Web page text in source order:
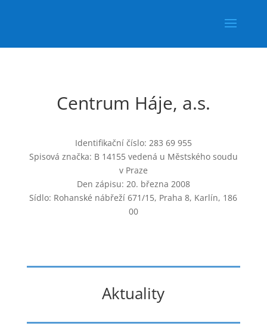
Centrum Háje, a.s.
Identifikační číslo: 283 69 955
Spisová značka: B 14155 vedená u Městského soudu
v Praze
Den zápisu: 20. března 2008
Sídlo: Rohanské nábřeží 671/15, Praha 8, Karlín, 186
00
Aktuality